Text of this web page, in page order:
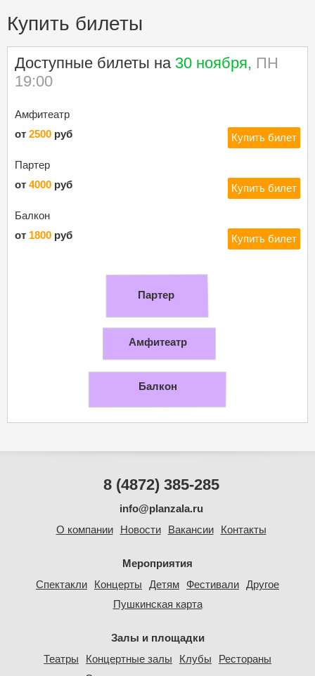
Купить билеты
Доступные билеты на 30 ноября, ПН
19:00
Амфитеатр
от 2500 руб Купить билет
Партер
от 4000 руб Купить билет
Балкон
от 1800 руб Купить билет
Амфитеатр
Партер
Балкон
Мероприятия
Спектакли
Концерты Детям Фестивали Другое
Пушкинская карта
Залы и площадки
Театры
Концертные залы Клубы
Рестораны
8 (4872) 385-285
info@planzala.ru
О компании
Новости Вакансии Контакты